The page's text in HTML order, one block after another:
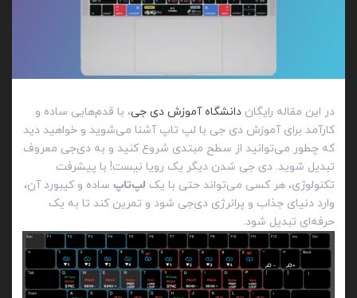
در این مقاله رایگان دانشگاه آموزش دی جی، با قدم‌هایی ساده و
کارآمد برای آموزش دی جی با لپ تاپ آشنا می‌شوید و خواهید دید
که چطور می‌توانید از سطح مبتدی شروع کنید و به دی‌جی معروف
تبدیل شوید. دی‌ جی شدن دیگر یک رویا نیست! با پیشرفت
تکنولوژی، هر کسی می‌تواند حتی با یک لپ‌تاپساده و کیبورد آن،
وارد دنیای جذاب و پرانرژی دی‌جی شود و تمرین کند تا به یک
حرفه‌ای تبدیل شود.